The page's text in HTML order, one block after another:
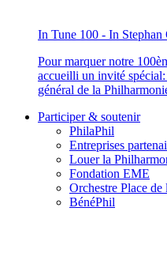
In Tune 100 - In Stephan
Pour marquer notre
accueilli un invité
général de la
Participer & soutenir
PhilaPhil
Entreprises
Louer la
Fondation EME
Orchestre Place de
BénéPhil